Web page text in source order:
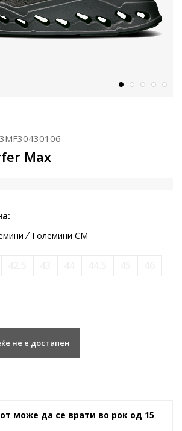
3MF30430106
Max
Големини CM
не е достапен
може да се врати во рок од 15